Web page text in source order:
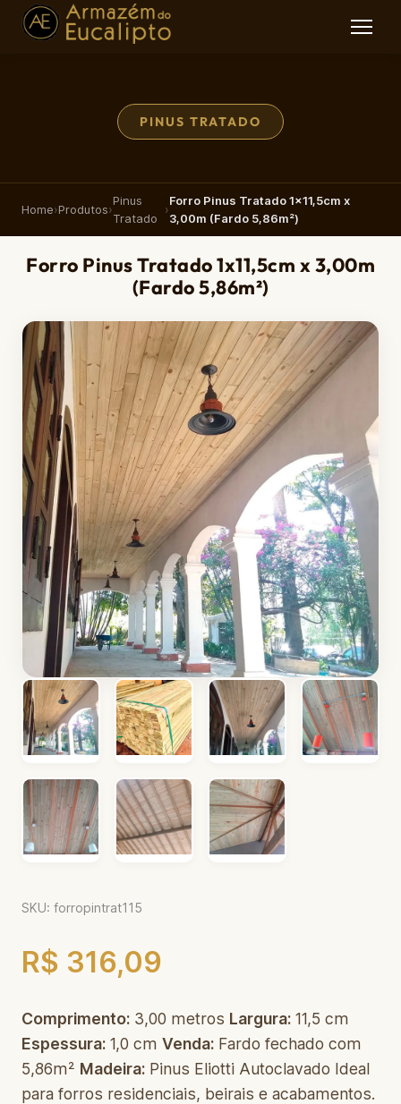
PINUS TRATADO
Home›Produtos›
Pinus
Tratado
›
Forro Pinus Tratado 1x11,5cm x
3,00m (Fardo 5,86m²)
Forro Pinus Tratado 1x11,5cm x 3,00m
(Fardo 5,86m²)
SKU: forropintrat115
R$ 316,09
Comprimento: 3,00 metros Largura: 11,5 cm
Espessura: 1,0 cm Venda: Fardo fechado com
5,86m² Madeira: Pinus Eliotti Autoclavado Ideal
para forros residenciais, beirais e acabamentos.